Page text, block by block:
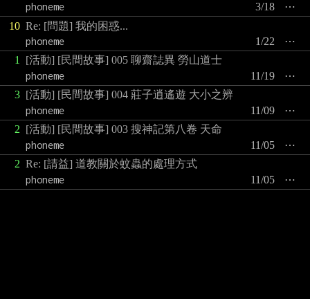
phoneme
⋯
3/18
10 Re: [問題] 我的困惑...
phoneme
⋯
1/22
1
[活動] [民間故事] 005 聊齋誌異 勞山道士
phoneme
⋯
11/19
3 [活動] [民間故事] 004 莊子逍遙遊 大小之辨
phoneme
⋯
11/09
2 [活動] [民間故事] 003 搜神記第八卷 天命
phoneme
⋯
11/05
2 Re: [請益] 道教關於蚊蟲的處理方式
phoneme
⋯
11/05